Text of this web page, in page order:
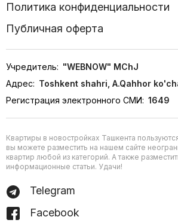
Политика конфиденциальности
Публичная оферта
Учредитель: "WEBNOW" MChJ
Адрес: Toshkent shahri, A.Qahhor
Регистрация электронного СМИ: 1649
Квартиры в новостройках Ташкента
вы можете разместить на нашем сайте
квартир любой из категорий. А также
информационные статьи. Удачи!
Telegram
Facebook